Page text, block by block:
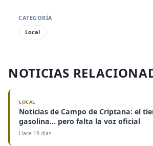
CATEGORÍA
Local
NOTICIAS
LOCAL
Noticias de Campo de Criptana: el
gasolina... pero falta la voz oficial
Hace 19 días